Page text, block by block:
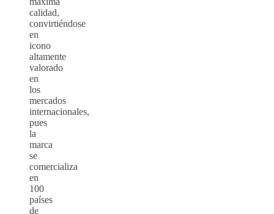
calidad,
convirtiéndose
en
icono
altamente
valorado
en
los
mercados
internacionales,
pues
la
marca
se
comercializa
en
100
países
de